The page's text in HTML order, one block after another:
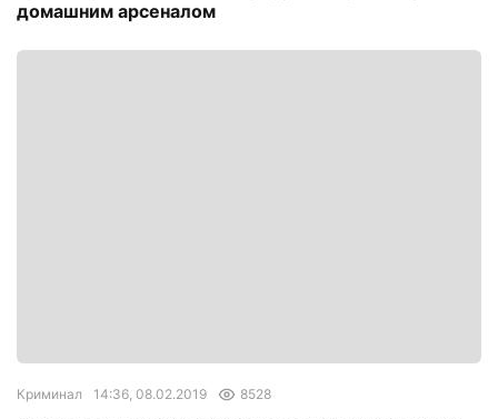
домашним арсеналом
Криминал 14:36, 08.02.2019 8528